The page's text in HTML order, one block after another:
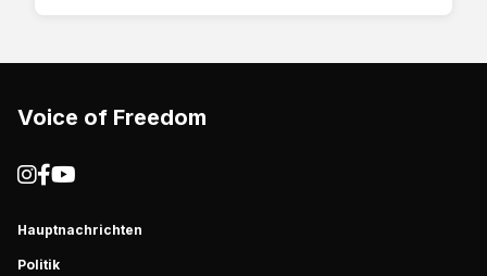
Voice of Freedom
Hauptnachrichten
Politik